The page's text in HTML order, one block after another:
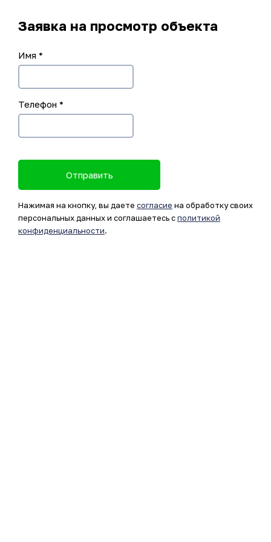
Заявка на просмотр объекта
Имя *
Телефон *
Отправить
Нажимая на кнопку, вы даете согласие на обработку своих
персональных данных и соглашаетесь сполитикой
конфиденциальности.